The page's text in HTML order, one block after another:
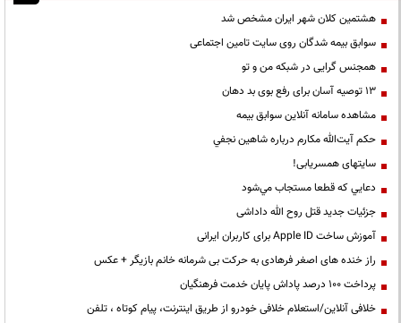
هشتمین کلان شهر ایران مشخص شد
سوابق بیمه شدگان روی سایت تامین اجتماعی
همجنس گرایی در شبکه من و تو
13 توصیه آسان برای رفع بوی بد دهان
مشاهده سامانه آنلاين سوابق بیمه
حكم آيت‌الله مكارم درباره شاهين نجفي
سایتهای همسریابی!
دعايي كه قطعا مستجاب مي‌شود
جزئیات جدید قتل روح الله داداشی
آموزش ساخت Apple ID برای کاربران ایرانی
راز خنده های اصغر فرهادی به حرکت بی شرمانه خانم بازیگر + عکس
پرداخت ۱۰۰ درصد پاداش پایان خدمت فرهنگیان
خلافی آنلاین/استعلام خلافی خودرو از طریق اینترنت، پیام کوتاه ، تلفن